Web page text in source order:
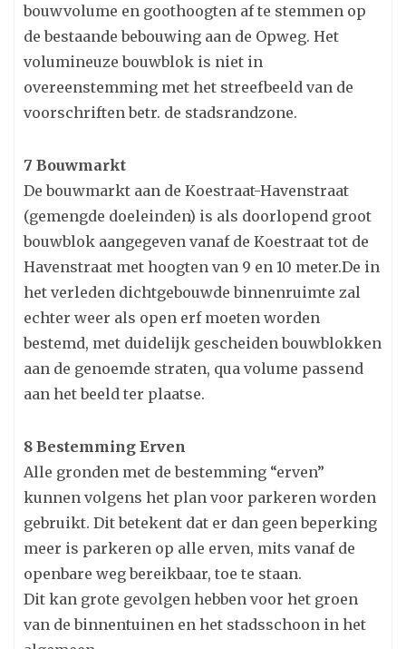
bouwvolume en goothoogten af te stemmen op
de bestaande bebouwing aan de Opweg. Het
volumineuze bouwblok is niet in
overeenstemming met het streefbeeld van de
voorschriften betr. de stadsrandzone.
7 Bouwmarkt
De bouwmarkt aan de Koestraat-Havenstraat
(gemengde doeleinden) is als doorlopend groot
bouwblok aangegeven vanaf de Koestraat tot de
Havenstraat met hoogten van 9 en 10 meter.De in
het verleden dichtgebouwde binnenruimte zal
echter weer als open erf moeten worden
bestemd, met duidelijk gescheiden bouwblokken
aan de genoemde straten, qua volume passend
aan het beeld ter plaatse.
8 Bestemming Erven
Alle gronden met de bestemming “erven”
kunnen volgens het plan voor parkeren worden
gebruikt. Dit betekent dat er dan geen beperking
meer is parkeren op alle erven, mits vanaf de
openbare weg bereikbaar, toe te staan.
Dit kan grote gevolgen hebben voor het groen
van de binnentuinen en het stadsschoon in het